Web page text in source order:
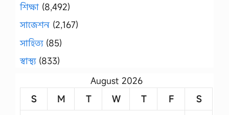
শিক্ষা (8,492)
সাজেশন (2,167)
সাহিত্য(85)
স্বাস্থ্য(833)
August 2026
S
M T W T F
S